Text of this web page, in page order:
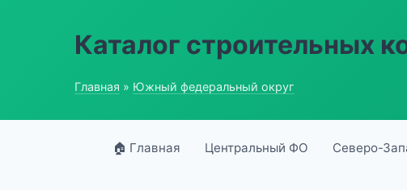
Каталог строительных
Главная » Южный федеральный округ
🏠 Главная Центральный ФО Северо-